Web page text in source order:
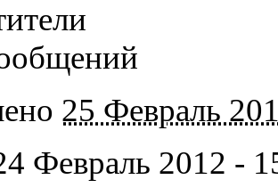
25 Февраль
Февраль 2012 -